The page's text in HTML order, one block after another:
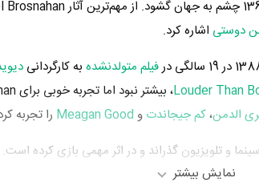
دوستی اشاره کرد.
فیلم متولدنشده به کارگردانی
الدمن،کم جیجاندت و Meagan Good را تجربه
Joachim Trierمحسوب می‌شود.نمایش بیشتر